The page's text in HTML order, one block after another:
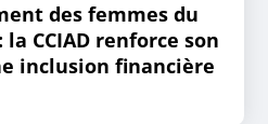
des femmes du
CCIAD renforce son
inclusion financière